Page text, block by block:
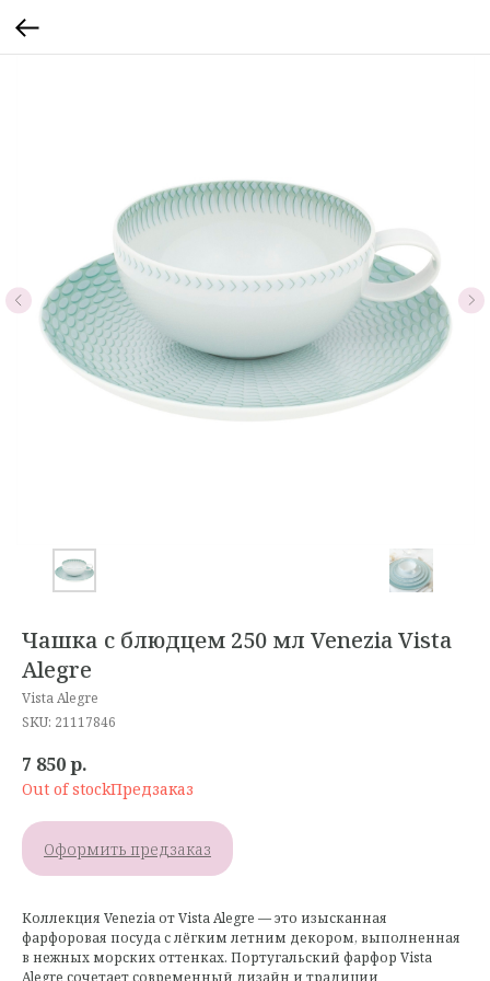
Чашка с блюдцем 250 мл Venezia Vista
Alegre
Vista Alegre
SKU: 21117846
7 850р.
Out of stock
Оформить предзаказ
Коллекция Venezia от Vista Alegre — это изысканная
фарфоровая посуда с лёгким летним декором, выполненная
в нежных морских оттенках. Португальский фарфор Vista